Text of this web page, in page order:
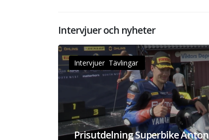
Intervjuer och nyheter
Intervjuer Tävlingar
Prisutdelning Superbike Anton